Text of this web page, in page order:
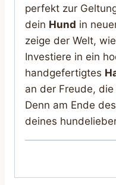
perfekt zur
dein Hund in
zeige der Welt,
Investiere in ein
handgefertigtes
an der Freude,
Denn am Ende
deines